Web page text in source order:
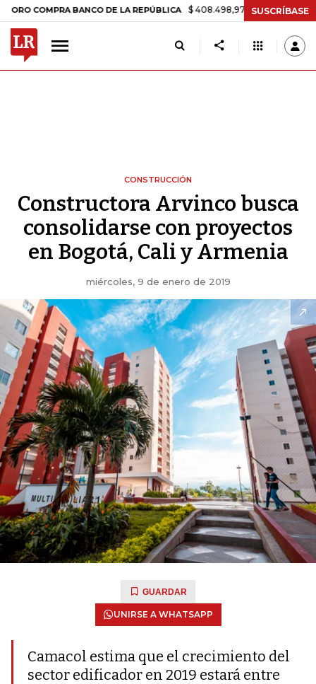
BANCO DE LA REPÚBLICA $ 408.498,97 +$ 8.753,81 +2,19%
SUSCRÍBASE
CONSTRUCCIÓN
Constructora Arvinco busca
consolidarse con proyectos
en Bogotá, Cali y Armenia
miércoles, 9 de enero de 2019
GUARDAR
UNIRSE A WHATSAPP
Camacol estima que el crecimiento del
sector edificador en 2019 estará entre